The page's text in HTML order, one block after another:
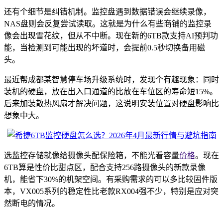
还有个细节是纠错机制。监控盘遇到数据错误会继续录像，
NAS盘则会反复尝试读取。这就是为什么有些商铺的监控录
像会出现雪花纹，但从不中断。现在新的6TB款支持AI预判功
能，当检测到可能出现的坏道时，会提前0.5秒切换备用磁
头。
最近帮成都某智慧停车场升级系统时，发现个有趣现象：同时
装机的硬盘，放在出入口通道的比放在车位区的寿命短15%。
后来加装散热风扇才解决问题，这说明安装位置对硬盘影响比
想象中大。
选监控存储就像给摄像头配保险箱，不能光看容量价格。现在
6TB算是性价比甜点区，配合支持256路摄像头的新款录像
机，能省下30%的机架空间。有采购需求的可以多比较固件版
本，VX005系列的稳定性比老款RX004强不少，特别是应对突
然断电的情况。